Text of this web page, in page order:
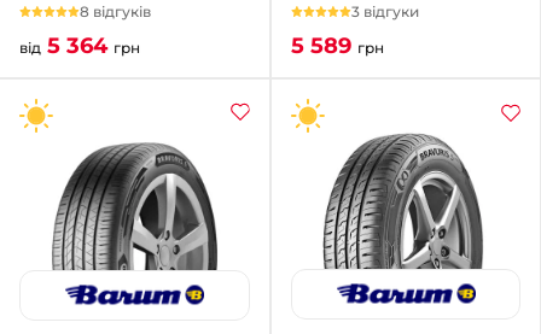
8 відгуків
від 5 364 грн
3 відгуки
5 589 грн